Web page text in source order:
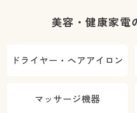
美容・健康家電
ドライヤー・ヘアアイロン
マッサージ機器